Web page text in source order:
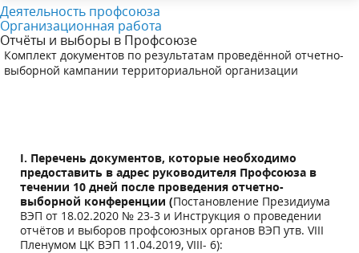
Деятельность профсоюза
Организационная работа
Отчёты и выборы в Профсоюзе
Комплект документов по результатам проведённой отчетно-
выборной кампании территориальной организации
I. Перечень документов, которые необходимо
предоставить в адрес руководителя Профсоюза в
течении 10 дней после проведения отчетно-
выборной конференции (Постановление Президиума
ВЭП от 18.02.2020 № 23-3 и Инструкция о проведении
отчётов и выборов профсоюзных органов ВЭП утв. VIII
Пленумом ЦК ВЭП 11.04.2019, VIII- 6):